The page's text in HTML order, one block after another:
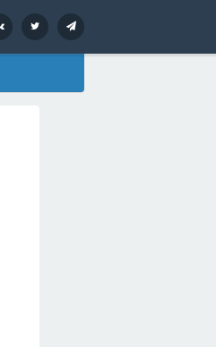
VK Twitter